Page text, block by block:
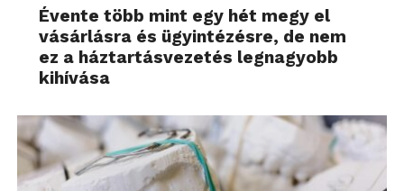
Évente több mint egy hét megy el
vásárlásra és ügyintézésre, de nem
ez a háztartásvezetés legnagyobb
kihívása